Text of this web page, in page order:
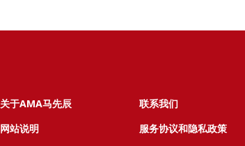
关于AMA马先辰
联系我们
网站说明
服务协议和隐私政策